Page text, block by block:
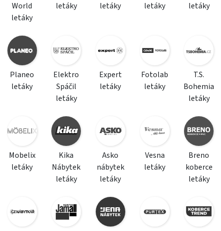
World
letáky
letáky
letáky
letáky
letáky
Planeo
letáky
Elektro
Spáčil
letáky
Expert
letáky
Fotolab
letáky
T.S.
Bohemia
letáky
Mobelix
letáky
Kika
Nábytek
letáky
Asko
nábytek
letáky
Vesna
letáky
Breno
koberce
letáky